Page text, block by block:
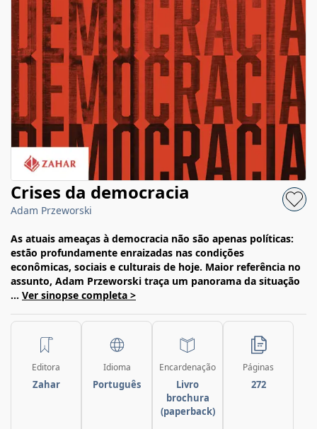
Crises da democracia
Adam Przeworski
As atuais ameaças à democracia não são apenas políticas:
estão profundamente enraizadas nas condições
econômicas, sociais e culturais de hoje. Maior referência no
assunto, Adam Przeworski traça um panorama da situação
... Ver sinopse completa >
Editora
Zahar
Idioma
Português
Encardenação
Livro
brochura
(paperback)
Páginas
272